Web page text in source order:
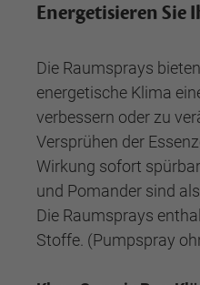
Energetisieren Sie
Die Raumsprays
energetische Klima
verbessern oder zu
Versprühen der
Wirkung sofort
und Pomander sind
Die Raumsprays
Stoffe. (Pumpspray